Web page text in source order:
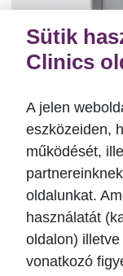
Sütik
Clinics
A jelen
eszközeiden,
működését,
oldalunkat.
használatát
oldalon)
vonatkozó